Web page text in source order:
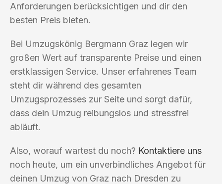
Anforderungen berücksichtigen und dir den
besten Preis bieten.
Bei Umzugskönig Bergmann Graz legen wir
großen Wert auf transparente Preise und einen
erstklassigen Service. Unser erfahrenes Team
steht dir während des gesamten
Umzugsprozesses zur Seite und sorgt dafür,
dass dein Umzug reibungslos und stressfrei
abläuft.
Also, worauf wartest du noch? Kontaktiere uns
noch heute, um ein unverbindliches Angebot für
deinen Umzug von Graz nach Dresden zu